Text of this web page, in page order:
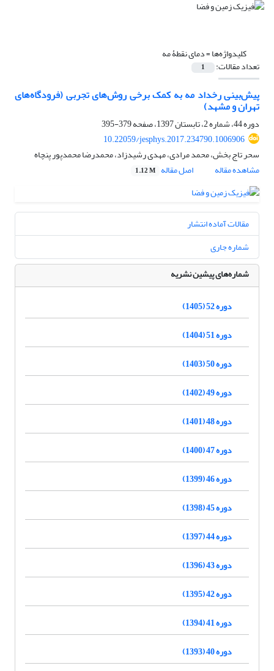
کلیدواژه‌ها =دمای نقطۀ مه
تعداد مقالات: 1
پیش‌بینی رخداد مه به کمک برخی روش‌های تجربی (فرودگاه‌های
تهران و مشهد)
دوره 44، شماره 2، تابستان 1397، صفحه
379-395
10.22059/jesphys.2017.234790.1006906
سحر تاج بخش، محمد مرادی، مهدی رشیدزاد، محمدرضا محمدپور پنچاه
مشاهده مقاله
اصل مقاله 1.12 M
مقالات آماده انتشار
شماره جاری
شماره‌های پیشین نشریه
دوره 52 (1405)
دوره 51 (1404)
دوره 50 (1403)
دوره 49 (1402)
دوره 48 (1401)
دوره 47 (1400)
دوره 46 (1399)
دوره 45 (1398)
دوره 44 (1397)
دوره 43 (1396)
دوره 42 (1395)
دوره 41 (1394)
دوره 40 (1393)